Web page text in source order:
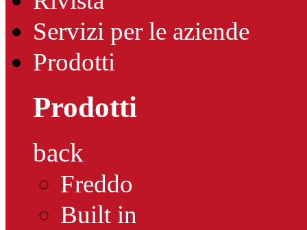
Servizi per le aziende
Prodotti
Prodotti
back
Freddo
Built in